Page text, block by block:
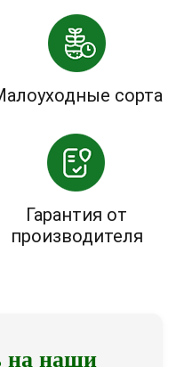
сорта
Гарантия от
производителя
на наши